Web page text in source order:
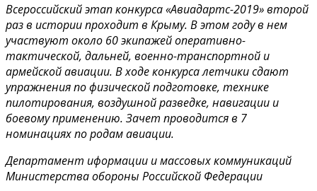
Всероссийский этап конкурса «Авиадартс-2019» второй
раз в истории проходит в Крыму. В этом году в нем
участвуют около 60 экипажей оперативно-
тактической, дальней, военно-транспортной и
армейской авиации. В ходе конкурса летчики сдают
упражнения по физической подготовке, технике
пилотирования, воздушной разведке, навигации и
боевому применению. Зачет проводится в 7
номинациях по родам авиации.
Департамент иформации и массовых коммуникаций
Министерства обороны Российской Федерации